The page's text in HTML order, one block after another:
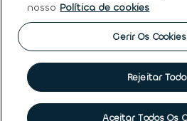
Marcar
Política de Cookies|Declaração de
Princípios Éticos e de Conduta
Canal de denúncias|
de usados|Política de qualidade|
Société Générale
2026 Ayvens
nosso Política de cookies
Gerir Os Cookies
Rejeitar
Aceitar Todos Os